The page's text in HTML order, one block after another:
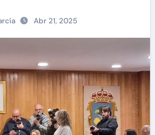
Abr 21, 2025